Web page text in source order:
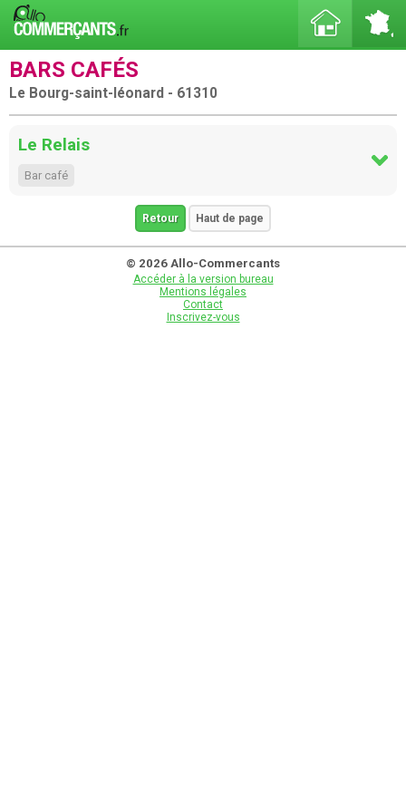
BARS CAFÉS
Le Bourg-saint-léonard - 61310
Le Relais
Bar café
Retour Haut de page
© 2026 Allo-Commercants
Accéder à la version bureau
Mentions légales
Contact
Inscrivez-vous